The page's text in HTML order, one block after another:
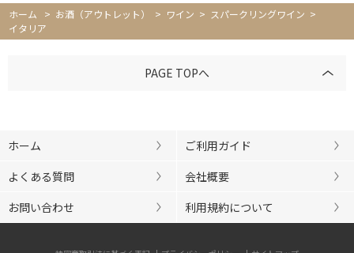
ホーム > お酒（アウトレット） > ワイン > スパークリングワイン >
イタリア
PAGE TOPへ
ホーム
ご利用ガイド
よくある質問
会社概要
お問い合わせ
利用規約について